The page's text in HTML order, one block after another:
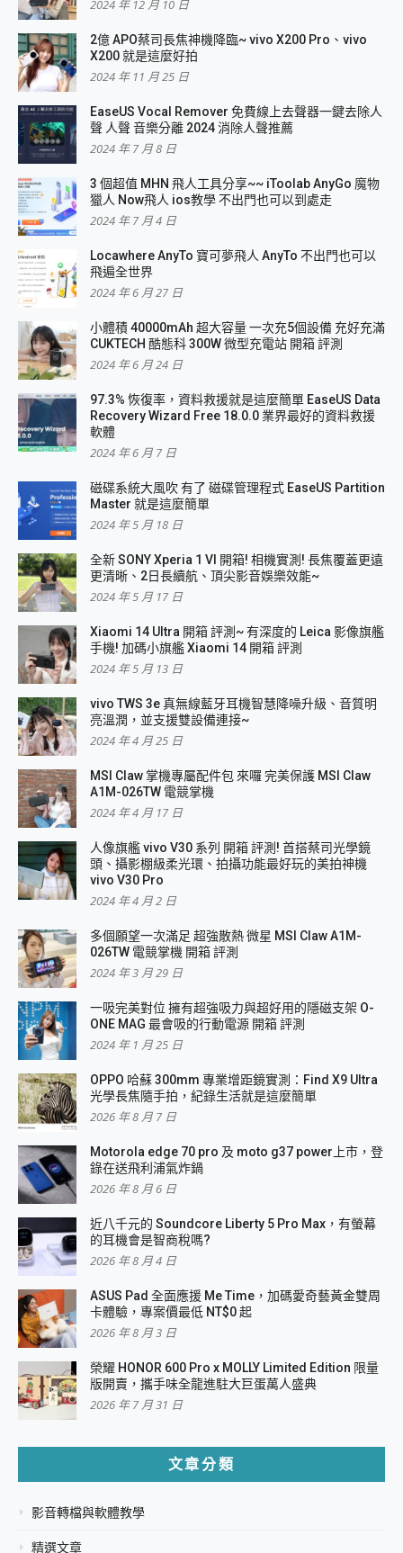
2024 年 12 月 10 日
2億 APO蔡司長焦神機降臨~ vivo X200 Pro、vivo
X200 就是這麼好拍
2024 年 11 月 25 日
EaseUS Vocal Remover 免費線上去聲器一鍵去除人
聲 人聲 音樂分離 2024 消除人聲推薦
2024 年 7 月 8 日
3 個超值 MHN 飛人工具分享~~ iToolab AnyGo 魔物
獵人 Now飛人 ios教學 不出門也可以到處走
2024 年 7 月 4 日
Locawhere AnyTo 寶可夢飛人 AnyTo 不出門也可以
飛遍全世界
2024 年 6 月 27 日
小體積 40000mAh 超大容量 一次充5個設備 充好充滿
CUKTECH 酷態科 300W 微型充電站 開箱 評測
2024 年 6 月 24 日
97.3% 恢復率，資料救援就是這麼簡單 EaseUS Data
Recovery Wizard Free 18.0.0 業界最好的資料救援
軟體
2024 年 6 月 7 日
磁碟系統大風吹 有了 磁碟管理程式 EaseUS Partition
Master 就是這麼簡單
2024 年 5 月 18 日
全新 SONY Xperia 1 VI 開箱! 相機實測! 長焦覆蓋更遠
更清晰、2日長續航、頂尖影音娛樂效能~
2024 年 5 月 17 日
Xiaomi 14 Ultra 開箱 評測~ 有深度的 Leica 影像旗艦
手機! 加碼小旗艦 Xiaomi 14 開箱 評測
2024 年 5 月 13 日
vivo TWS 3e 真無線藍牙耳機智慧降噪升級、音質明
亮溫潤，並支援雙設備連接~
2024 年 4 月 25 日
MSI Claw 掌機專屬配件包 來囉 完美保護 MSI Claw
A1M-026TW 電競掌機
2024 年 4 月 17 日
人像旗艦 vivo V30 系列 開箱 評測! 首搭蔡司光學鏡
頭、攝影棚級柔光環、拍攝功能最好玩的美拍神機
vivo V30 Pro
2024 年 4 月 2 日
多個願望一次滿足 超強散熱 微星 MSI Claw A1M-
026TW 電競掌機 開箱 評測
2024 年 3 月 29 日
一吸完美對位 擁有超強吸力與超好用的隱磁支架 O-
ONE MAG 最會吸的行動電源 開箱 評測
2024 年 1 月 25 日
OPPO 哈蘇 300mm 專業增距鏡實測：Find X9 Ultra
光學長焦隨手拍，紀錄生活就是這麼簡單
2026 年 8 月 7 日
Motorola edge 70 pro 及 moto g37 power上市，登
錄在送飛利浦氣炸鍋
2026 年 8 月 6 日
近八千元的 Soundcore Liberty 5 Pro Max，有螢幕
的耳機會是智商稅嗎?
2026 年 8 月 4 日
ASUS Pad 全面應援 Me Time，加碼愛奇藝黃金雙周
卡體驗，專案價最低 NT$0 起
2026 年 8 月 3 日
榮耀 HONOR 600 Pro x MOLLY Limited Edition 限量
版開賣，攜手味全龍進駐大巨蛋萬人盛典
2026 年 7 月 31 日
文章分類
影音轉檔與軟體教學
精選文章